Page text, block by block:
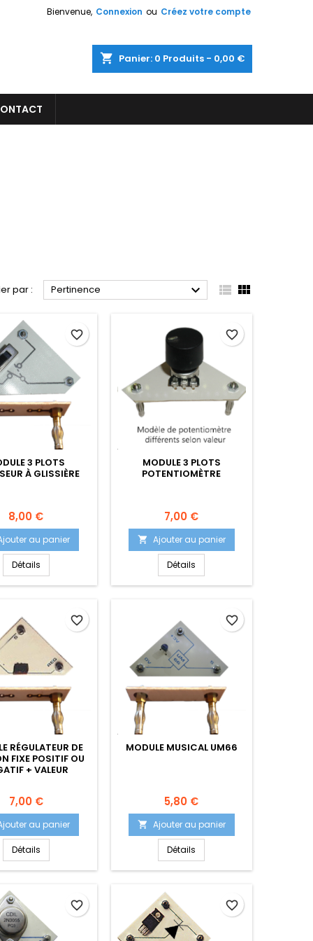
Bienvenue, Connexion ou Créez votre compte
shopping_cart Panier: 0 Produits - 0,00 €
par : Pertinence   
3 PLOTS
À GLISSIÈRE
Prix
8,00 €
au panier
Détails
favorite_border
MODULE 3 PLOTS
POTENTIOMÈTRE
Prix
7,00 €
 Ajouter au panier
Détails
favorite_border
RÉGULATEUR DE
FIXE POSITIF OU
+ VALEUR
Prix
7,00 €
au panier
Détails
favorite_border
MODULE MUSICAL UM66
Prix
5,80 €
 Ajouter au panier
Détails
favorite_border
favorite_border favorite_border